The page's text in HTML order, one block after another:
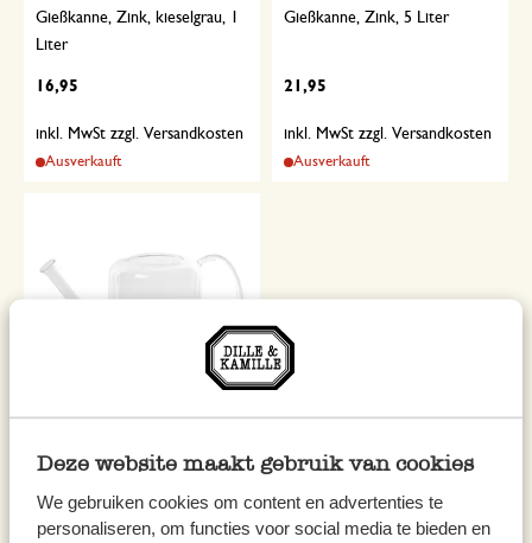
Deze website maakt gebruik van cookies
We gebruiken cookies om content en advertenties te
personaliseren, om functies voor social media te bieden en
Gießkanne, Zink, kieselgrau, 1
Liter
16,95
inkl. MwSt zzgl. Versandkosten
Ausverkauft
Gießkanne, Zink, 5 Liter
21,95
inkl. MwSt zzgl. Versandkosten
Ausverkauft
Glas, 1,5 l
19,95